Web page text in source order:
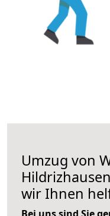
Umzug von
wir Ihnen